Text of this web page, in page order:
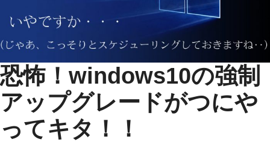
恐怖！windows10の強制
アップグレードがつにや
ってキタ！！